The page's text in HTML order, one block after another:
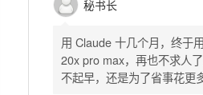
秘书长